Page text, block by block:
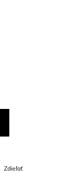
Zdieľať